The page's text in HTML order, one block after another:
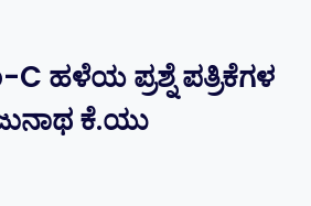
C ಹಳೆಯ ಪ್ರಶ್ನೆ ಪತ್ರಿಕೆಗಳ
ಕೆ.ಯು